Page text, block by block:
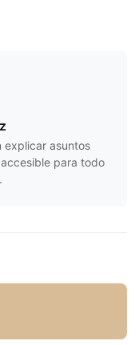
explicar asuntos
para todo